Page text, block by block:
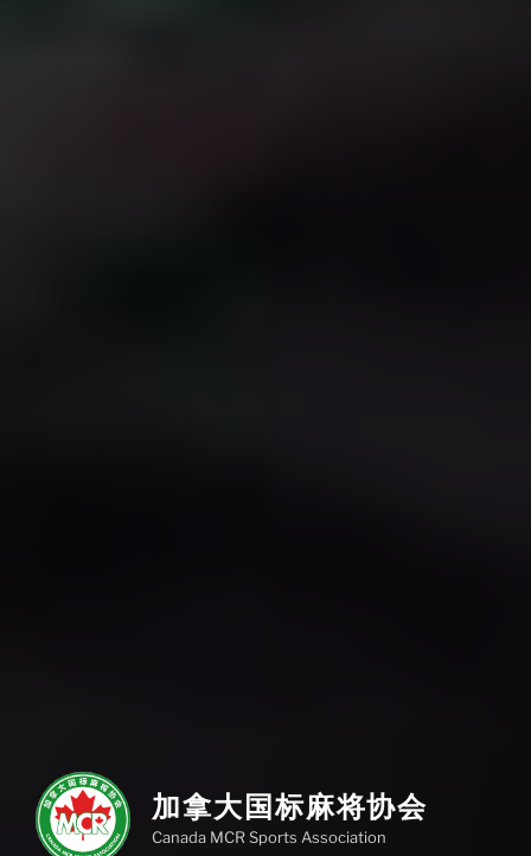
加拿大国标麻将协会
Canada MCR Sports Association